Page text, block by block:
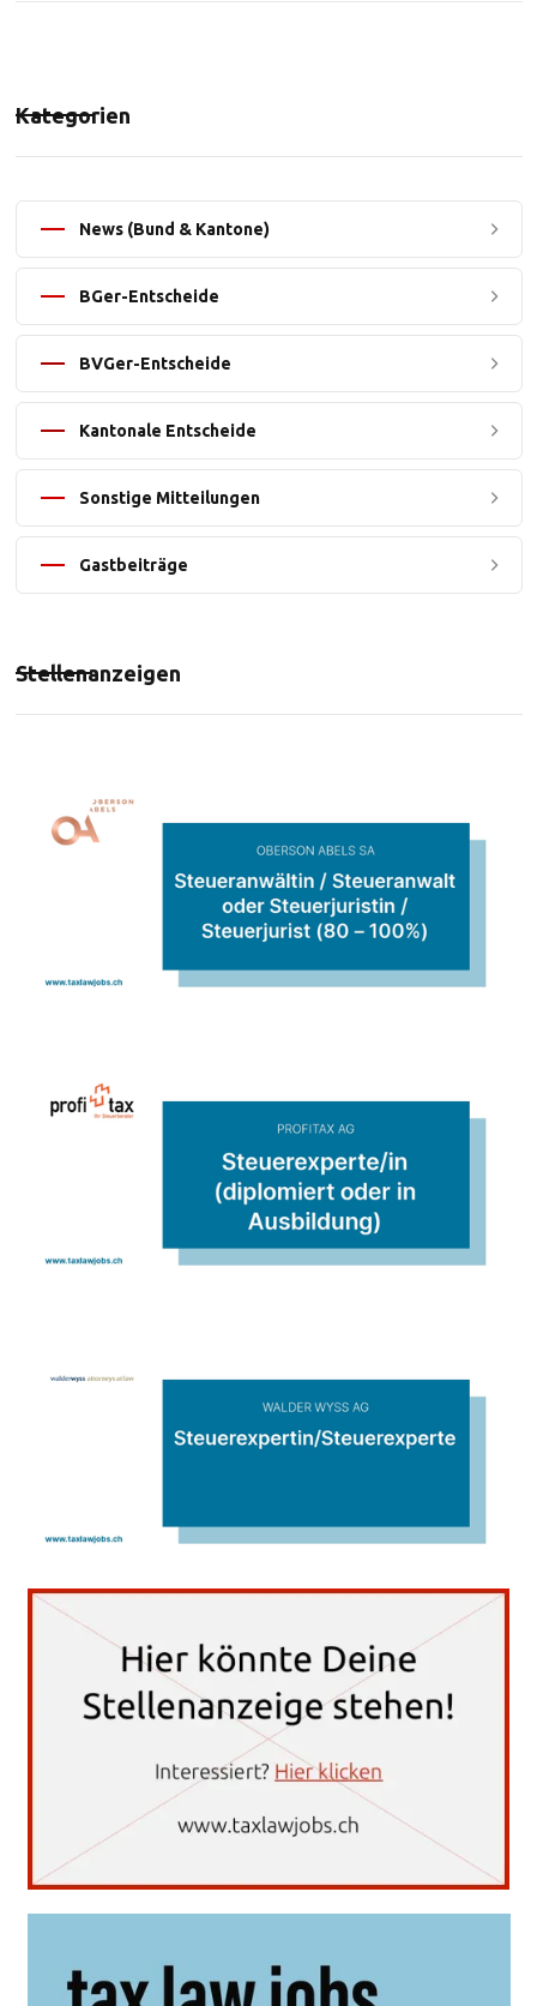
Kategorien
News (Bund & Kantone)
BGer-Entscheide
BVGer-Entscheide
Kantonale Entscheide
Sonstige Mitteilungen
Gastbeiträge
Stellenanzeigen